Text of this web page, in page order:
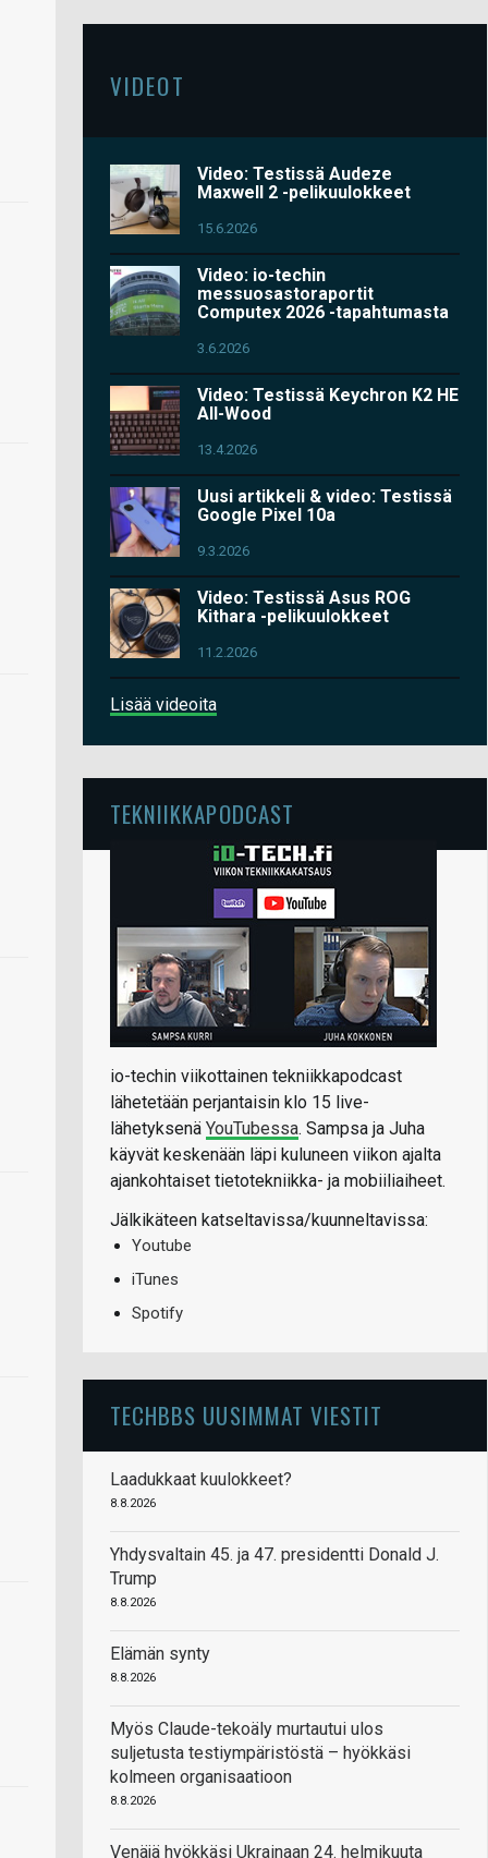
VIDEOT
Video: Testissä Audeze
Maxwell 2 -pelikuulokkeet
15.6.2026
Video: io-techin
messuosastoraportit
Computex 2026 -tapahtumasta
3.6.2026
Video: Testissä Keychron K2 HE
All-Wood
13.4.2026
Uusi artikkeli & video: Testissä
Google Pixel 10a
9.3.2026
Video: Testissä Asus ROG
Kithara -pelikuulokkeet
11.2.2026
Lisää videoita
TEKNIIKKAPODCAST
io-techin viikottainen tekniikkapodcast
lähetetään perjantaisin klo 15 live-
lähetyksenä YouTubessa. Sampsa ja Juha
käyvät keskenään läpi kuluneen viikon ajalta
ajankohtaiset tietotekniikka- ja mobiiliaiheet.
Jälkikäteen katseltavissa/kuunneltavissa:
Youtube
iTunes
Spotify
TECHBBS UUSIMMAT VIESTIT
Laadukkaat kuulokkeet?
8.8.2026
Yhdysvaltain 45. ja 47. presidentti Donald J.
Trump
8.8.2026
Elämän synty
8.8.2026
Myös Claude-tekoäly murtautui ulos
suljetusta testiympäristöstä – hyökkäsi
kolmeen organisaatioon
8.8.2026
Venäjä hyökkäsi Ukrainaan 24. helmikuuta